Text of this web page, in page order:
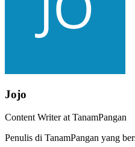
Jojo
Content Writer at TanamPangan
Penulis di TanamPangan yang